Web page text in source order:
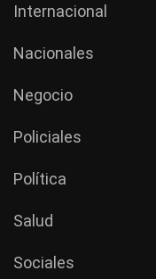
Internacional
Nacionales
Negocio
Policiales
Política
Salud
Sociales